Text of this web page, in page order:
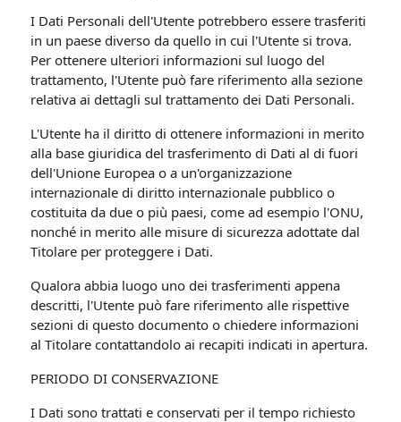
I Dati Personali dell'Utente potrebbero essere trasferiti
in un paese diverso da quello in cui l'Utente si trova.
Per ottenere ulteriori informazioni sul luogo del
trattamento, l'Utente può fare riferimento alla sezione
relativa ai dettagli sul trattamento dei Dati Personali.
L'Utente ha il diritto di ottenere informazioni in merito
alla base giuridica del trasferimento di Dati al di fuori
dell'Unione Europea o a un'organizzazione
internazionale di diritto internazionale pubblico o
costituita da due o più paesi, come ad esempio l'ONU,
nonché in merito alle misure di sicurezza adottate dal
Titolare per proteggere i Dati.
Qualora abbia luogo uno dei trasferimenti appena
descritti, l'Utente può fare riferimento alle rispettive
sezioni di questo documento o chiedere informazioni
al Titolare contattandolo ai recapiti indicati in apertura.
PERIODO DI CONSERVAZIONE
I Dati sono trattati e conservati per il tempo richiesto